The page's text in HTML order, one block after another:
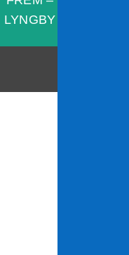
LYNGBY